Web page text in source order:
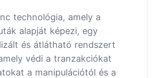
technológia, amely a
alapját képezi, egy
és átlátható rendszert
védi a tranzakciókat
a manipulációtól és a